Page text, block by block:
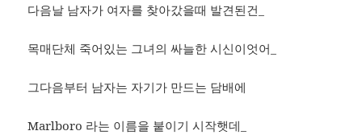
다음날 남자가 여자를 찾아갔을때 발견된건_
목매단체 죽어있는 그녀의 싸늘한 시신이엇어_
그다음부터 남자는 자기가 만드는 담배에
Marlboro 라는 이름을 붙이기 시작햇데_